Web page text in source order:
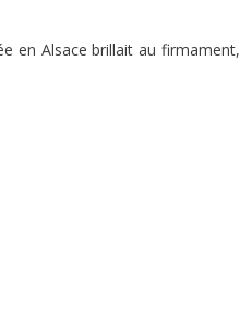
en Alsace brillait au firmament,